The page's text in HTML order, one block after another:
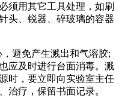
须用其它工具处理，如刷
头、锐器、碎玻璃的容器
避免产生溅出和气溶胶;
应及时进行台面消毒。溅
时，要立即向实验室主任
治疗，保留书面记录。